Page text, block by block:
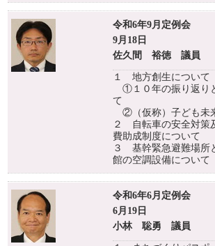
令和6年9月定例会
9月18日
佐久間 裕徳 議員
１ 地方創生について
①１０年の振り返り
て
②（仮称）子ども未
２ 自転車の安全対策
費助成制度について
３ 基幹緊急避難場所
館の空調設備について
令和6年6月定例会
6月19日
小林 聡勇 議員